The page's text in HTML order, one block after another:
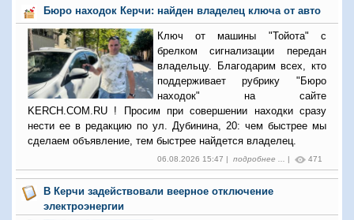
Бюро находок Керчи: найден владелец ключа от авто
Ключ от машины "Тойота" с
брелком сигнализации передан
владельцу. Благодарим всех, кто
поддерживает рубрику "Бюро
находок" на сайте
KERCH.COM.RU ! Просим при совершении находки сразу
нести ее в редакцию по ул. Дубинина, 20: чем быстрее мы
сделаем объявление, тем быстрее найдется владелец.
06.08.2026 15:47 | подробнее ... | 471
В Керчи задействовали веерное отключение
электроэнергии